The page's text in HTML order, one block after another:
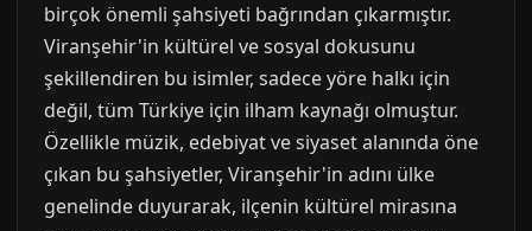
birçok önemli şahsiyeti bağrından çıkarmıştır.
Viranşehir'in kültürel ve sosyal dokusunu
şekillendiren bu isimler, sadece yöre halkı için
değil, tüm Türkiye için ilham kaynağı olmuştur.
Özellikle müzik, edebiyat ve siyaset alanında öne
çıkan bu şahsiyetler, Viranşehir'in adını ülke
genelinde duyurarak, ilçenin kültürel mirasına